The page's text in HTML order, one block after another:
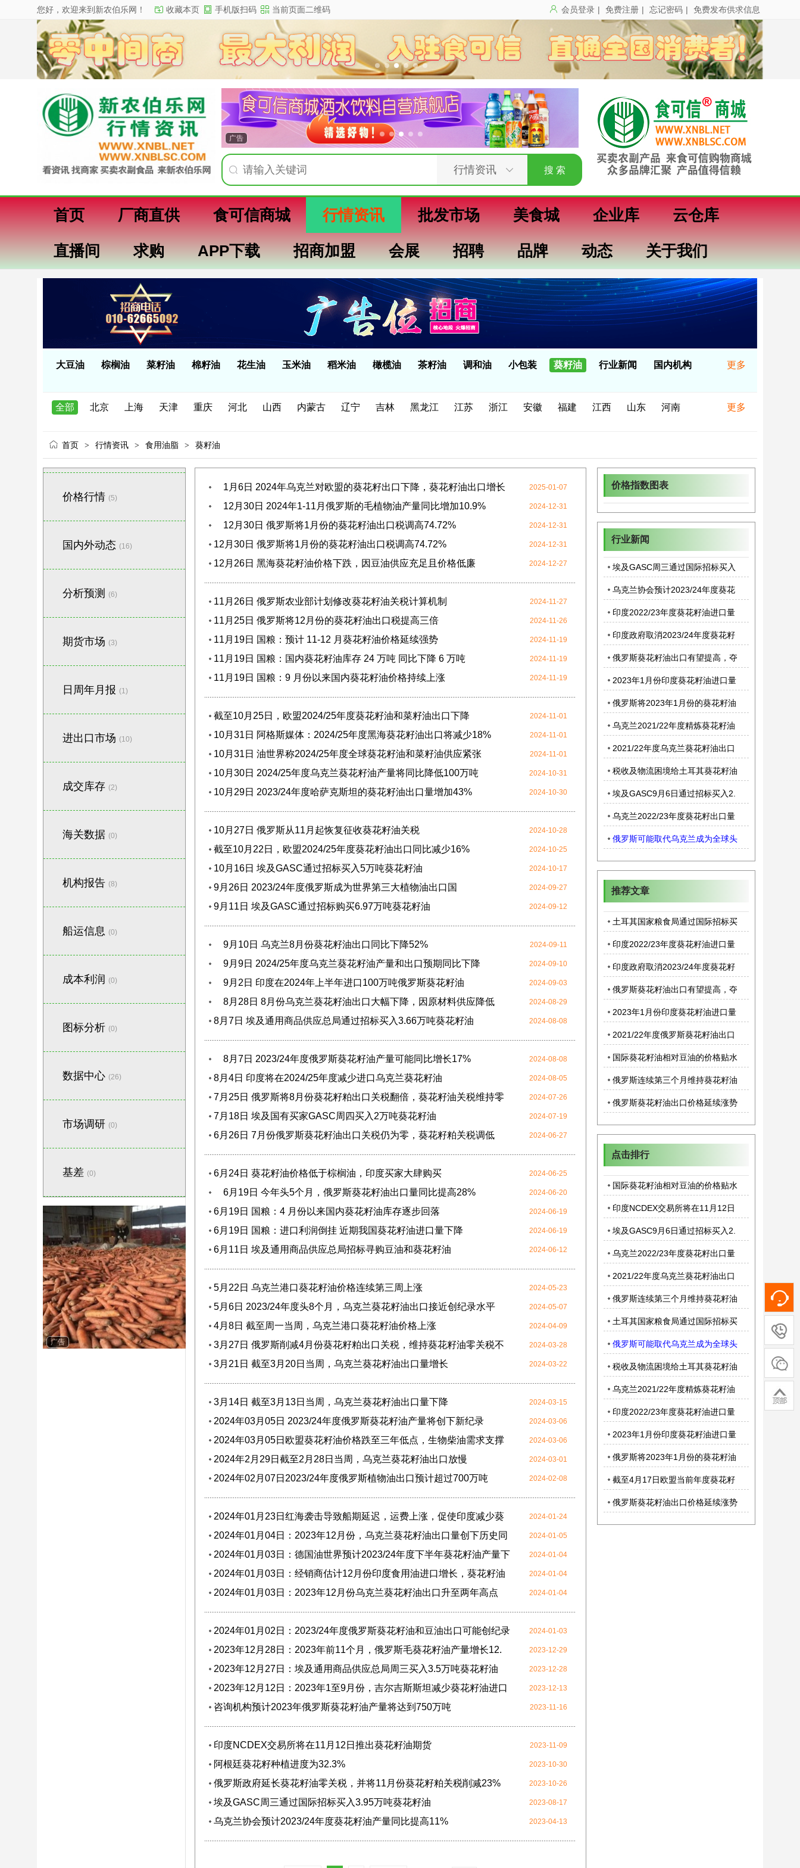
您好，欢迎来到新农伯乐网！ 收藏本页 手机版扫码 当前页面二维码 会员登录 | 免费注册 | 忘记密码 | 免费发布供求信息
广告
首页 厂商直供 食可信商城 行情资讯 批发市场 美食城 企业库
云仓库
直播间
求购 APP下载 招商加盟 会展 招聘 品牌 动态 关于我们
更多
大豆油 棕榈油 菜籽油 棉籽油 花生油 玉米油 稻米油 橄榄油 茶籽油 调和油 小包装 葵籽油 行业新闻
国内机构
更多
全部 北京 上海 天津 重庆 河北 山西 内蒙古 辽宁 吉林 黑龙江 江苏 浙江 安徽 福建 江西 山东
河南
首页 > 行情资讯 > 食用油脂 > 葵籽油
2025-01-07
1月6日 2024年乌克兰对欧盟的葵花籽出口下降，葵花籽油出口增长
2024-12-31
12月30日 2024年1-11月俄罗斯的毛植物油产量同比增加10.9%
2024-12-31
12月30日 俄罗斯将1月份的葵花籽油出口税调高74.72%
2024-12-31
12月30日 俄罗斯将1月份的葵花籽油出口税调高74.72%
2024-12-27
12月26日 黑海葵花籽油价格下跌，因豆油供应充足且价格低廉
2024-11-27
11月26日 俄罗斯农业部计划修改葵花籽油关税计算机制
2024-11-26
11月25日 俄罗斯将12月份的葵花籽油出口税提高三倍
2024-11-19
11月19日 国粮：预计 11-12 月葵花籽油价格延续强势
2024-11-19
11月19日 国粮：国内葵花籽油库存 24 万吨 同比下降 6 万吨
2024-11-19
11月19日 国粮：9 月份以来国内葵花籽油价格持续上涨
2024-11-01
截至10月25日，欧盟2024/25年度葵花籽油和菜籽油出口下降
2024-11-01
10月31日 阿格斯媒体：2024/25年度黑海葵花籽油出口将减少18%
2024-11-01
10月31日 油世界称2024/25年度全球葵花籽油和菜籽油供应紧张
2024-10-31
10月30日 2024/25年度乌克兰葵花籽油产量将同比降低100万吨
2024-10-30
10月29日 2023/24年度哈萨克斯坦的葵花籽油出口量增加43%
2024-10-28
10月27日 俄罗斯从11月起恢复征收葵花籽油关税
2024-10-25
截至10月22日，欧盟2024/25年度葵花籽油出口同比减少16%
2024-10-17
10月16日 埃及GASC通过招标买入5万吨葵花籽油
2024-09-27
9月26日 2023/24年度俄罗斯成为世界第三大植物油出口国
2024-09-12
9月11日 埃及GASC通过招标购买6.97万吨葵花籽油
2024-09-11
9月10日 乌克兰8月份葵花籽油出口同比下降52%
2024-09-10
9月9日 2024/25年度乌克兰葵花籽油产量和出口预期同比下降
2024-09-03
9月2日 印度在2024年上半年进口100万吨俄罗斯葵花籽油
2024-08-29
8月28日 8月份乌克兰葵花籽油出口大幅下降，因原材料供应降低
2024-08-08
8月7日 埃及通用商品供应总局通过招标买入3.66万吨葵花籽油
2024-08-08
8月7日 2023/24年度俄罗斯葵花籽油产量可能同比增长17%
2024-08-05
8月4日 印度将在2024/25年度减少进口乌克兰葵花籽油
2024-07-26
7月25日 俄罗斯将8月份葵花籽粕出口关税翻倍，葵花籽油关税维持零
2024-07-19
7月18日 埃及国有买家GASC周四买入2万吨葵花籽油
2024-06-27
6月26日 7月份俄罗斯葵花籽油出口关税仍为零，葵花籽粕关税调低
2024-06-25
6月24日 葵花籽油价格低于棕榈油，印度买家大肆购买
2024-06-20
6月19日 今年头5个月，俄罗斯葵花籽油出口量同比提高28%
2024-06-19
6月19日 国粮：4 月份以来国内葵花籽油库存逐步回落
2024-06-19
6月19日 国粮：进口利润倒挂 近期我国葵花籽油进口量下降
2024-06-12
6月11日 埃及通用商品供应总局招标寻购豆油和葵花籽油
2024-05-23
5月22日 乌克兰港口葵花籽油价格连续第三周上涨
2024-05-07
5月6日 2023/24年度头8个月，乌克兰葵花籽油出口接近创纪录水平
2024-04-09
4月8日 截至周一当周，乌克兰港口葵花籽油价格上涨
2024-03-28
3月27日 俄罗斯削减4月份葵花籽粕出口关税，维持葵花籽油零关税不
变
2024-03-22
3月21日 截至3月20日当周，乌克兰葵花籽油出口量增长
2024-03-15
3月14日 截至3月13日当周，乌克兰葵花籽油出口量下降
2024-03-06
2024年03月05日 2023/24年度俄罗斯葵花籽油产量将创下新纪录
2024-03-06
2024年03月05日欧盟葵花籽油价格跌至三年低点，生物柴油需求支撑
菜籽油价格
2024-03-01
2024年2月29日截至2月28日当周，乌克兰葵花籽油出口放慢
2024-02-08
2024年02月07日2023/24年度俄罗斯植物油出口预计超过700万吨
2024-01-24
2024年01月23日红海袭击导致船期延迟，运费上涨，促使印度减少葵
花籽油进口
2024-01-05
2024年01月04日：2023年12月份，乌克兰葵花籽油出口量创下历史同
期次高水平
2024-01-04
2024年01月03日：德国油世界预计2023/24年度下半年葵花籽油产量下
降
2024-01-04
2024年01月03日：经销商估计12月份印度食用油进口增长，葵花籽油
进口量翻番
2024-01-04
2024年01月03日：2023年12月份乌克兰葵花籽油出口升至两年高点
2024-01-03
2024年01月02日：2023/24年度俄罗斯葵花籽油和豆油出口可能创纪录
2023-12-29
2023年12月28日：2023年前11个月，俄罗斯毛葵花籽油产量增长12.
5%
2023-12-28
2023年12月27日：埃及通用商品供应总局周三买入3.5万吨葵花籽油
2023-12-13
2023年12月12日：2023年1至9月份，吉尔吉斯斯坦减少葵花籽油进口
2023-11-16
咨询机构预计2023年俄罗斯葵花籽油产量将达到750万吨
2023-11-09
印度NCDEX交易所将在11月12日推出葵花籽油期货
2023-10-30
阿根廷葵花籽种植进度为32.3%
2023-10-26
俄罗斯政府延长葵花籽油零关税，并将11月份葵花籽粕关税削减23%
2023-08-17
埃及GASC周三通过国际招标买入3.95万吨葵花籽油
2023-04-13
乌克兰协会预计2023/24年度葵花籽油产量同比提高11%
价格指数图表
行业新闻
埃及GASC周三通过国际招标买入
3.95万吨葵花籽油
乌克兰协会预计2023/24年度葵花
籽油产量同比提高11%
印度2022/23年度葵花籽油进口量
将同比增长33%
印度政府取消2023/24年度葵花籽
油免税进口配额
俄罗斯葵花籽油出口有望提高，夺
走乌克兰市场份额
2023年1月份印度葵花籽油进口量
将提高至创纪录水平
俄罗斯将2023年1月份的葵花籽油
出口税维持在零水平
乌克兰2021/22年度精炼葵花籽油
出口量创下历史次高水平
2021/22年度乌克兰葵花籽油出口
量同比降低14%，但精炼葵花籽油
税收及物流困境给土耳其葵花籽油
进口蒙上阴影
埃及GASC9月6日通过招标买入2.
7万吨葵花籽油
乌克兰2022/23年度葵花籽出口量
可能同比下降29%
俄罗斯可能取代乌克兰成为全球头
推荐文章
土耳其国家粮食局通过国际招标买
入1.8万吨毛葵花籽油
印度2022/23年度葵花籽油进口量
将同比增长33%
印度政府取消2023/24年度葵花籽
油免税进口配额
俄罗斯葵花籽油出口有望提高，夺
走乌克兰市场份额
2023年1月份印度葵花籽油进口量
将提高至创纪录水平
2021/22年度俄罗斯葵花籽油出口
量同比提高1%
国际葵花籽油相对豆油的价格贴水
已经创下9个月来新高
俄罗斯连续第三个月维持葵花籽油
零关税
俄罗斯葵花籽油出口价格延续涨势
点击排行
国际葵花籽油相对豆油的价格贴水
已经创下9个月来新高
印度NCDEX交易所将在11月12日
推出葵花籽油期货
埃及GASC9月6日通过招标买入2.
7万吨葵花籽油
乌克兰2022/23年度葵花籽出口量
可能同比下降29%
2021/22年度乌克兰葵花籽油出口
量同比降低14%，但精炼葵花籽油
俄罗斯连续第三个月维持葵花籽油
零关税
土耳其国家粮食局通过国际招标买
入1.8万吨毛葵花籽油
俄罗斯可能取代乌克兰成为全球头
号葵花籽油出口国
税收及物流困境给土耳其葵花籽油
进口蒙上阴影
乌克兰2021/22年度精炼葵花籽油
出口量创下历史次高水平
印度2022/23年度葵花籽油进口量
将同比增长33%
2023年1月份印度葵花籽油进口量
将提高至创纪录水平
俄罗斯将2023年1月份的葵花籽油
出口税维持在零水平
截至4月17日欧盟当前年度葵花籽
油进口量为158万吨
俄罗斯葵花籽油出口价格延续涨势
价格行情 (5)
国内外动态 (16)
分析预测 (6)
期货市场 (3)
日周年月报 (1)
进出口市场 (10)
成交库存 (2)
海关数据 (0)
机构报告 (8)
船运信息 (0)
成本利润 (0)
图标分析 (0)
数据中心 (26)
市场调研 (0)
基差 (0)
广告
在线
客服
客服
热线
关注
微信
返回
顶部